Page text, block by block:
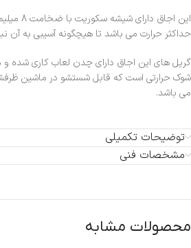
این اجاق
حداکثر حرارت می باشد تا هیچگونه آسیبی به آن
گریل های این اجاق دارای چدن لعاب کاری شده و
شوک حرارتی است که قابل شستشو در ماشین
می باشد.
توضیحات تکمیلی
مشخصات فنی
محصولات مشابه